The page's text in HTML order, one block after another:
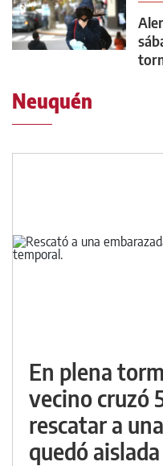
Neuquén
En plena
vecino cruzó
rescatar a
quedó aislada